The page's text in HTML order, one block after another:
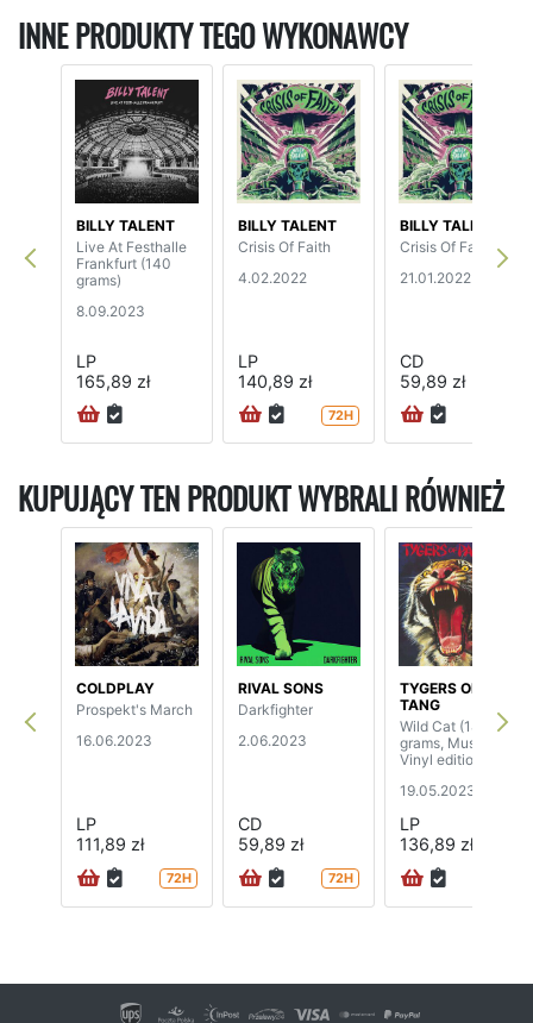
INNE PRODUKTY TEGO WYKONAWCY
BILLY TALENT
Live At Festhalle
Frankfurt (140
grams)
8.09.2023
LP
165,89 zł
BILLY TALENT
Crisis Of Faith
4.02.2022
LP
140,89 zł
72H
BILLY TALENT
Crisis Of Faith
21.01.2022
CD
59,89 zł
KUPUJĄCY TEN PRODUKT WYBRALI RÓWNIEŻ
COLDPLAY
Prospekt's March
16.06.2023
LP
111,89 zł
72H
RIVAL SONS
Darkfighter
2.06.2023
CD
59,89 zł
72H
TYGERS OF PAN
TANG
Wild Cat (180
grams, Music On
Vinyl edition)
19.05.2023
LP
136,89 zł